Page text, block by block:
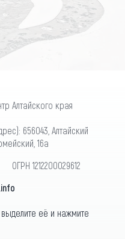
Алтайского края
656043, Алтайский
16а
1212200029612
выделите её и нажмите